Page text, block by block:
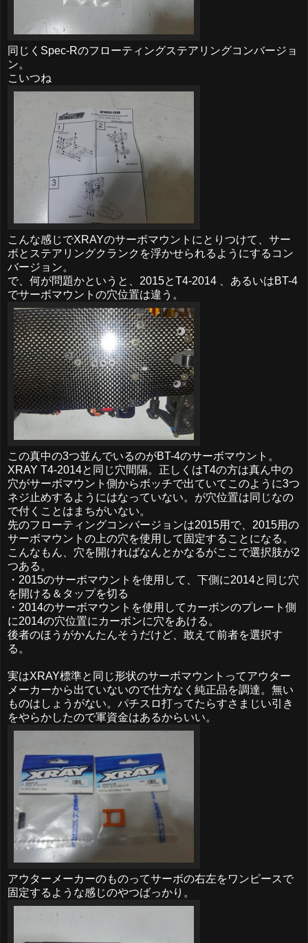
同じくSpec-Rのフローティングステアリングコンバージョ
ン。
こいつね
こんな感じでXRAYのサーボマウントにとりつけて、サー
ボとステアリングクランクを浮かせられるようにするコン
バージョン。
で、何が問題かというと、2015とT4-2014 、あるいはBT-4
でサーボマウントの穴位置は違う。
この真中の3つ並んでいるのがBT-4のサーボマウント。
XRAY T4-2014と同じ穴間隔。正しくはT4の方は真ん中の
穴がサーボマウント側からボッチで出ていてこのように3つ
ネジ止めするようにはなっていない。が穴位置は同じなの
で付くことはまちがいない。
先のフローティングコンバージョンは2015用で、2015用の
サーボマウントの上の穴を使用して固定することになる。
こんなもん、穴を開ければなんとかなるがここで選択肢が2
つある。
・2015のサーボマウントを使用して、下側に2014と同じ穴
を開ける＆タップを切る
・2014のサーボマウントを使用してカーボンのプレート側
に2014の穴位置にカーボンに穴をあける。
後者のほうがかんたんそうだけど、敢えて前者を選択す
る。
実はXRAY標準と同じ形状のサーボマウントってアウター
メーカーから出ていないので仕方なく純正品を調達。無い
ものはしょうがない。パチスロ打ってたらすさまじい引き
をやらかしたので軍資金はあるからいい。
アウターメーカーのものってサーボの右左をワンピースで
固定するような感じのやつばっかり。